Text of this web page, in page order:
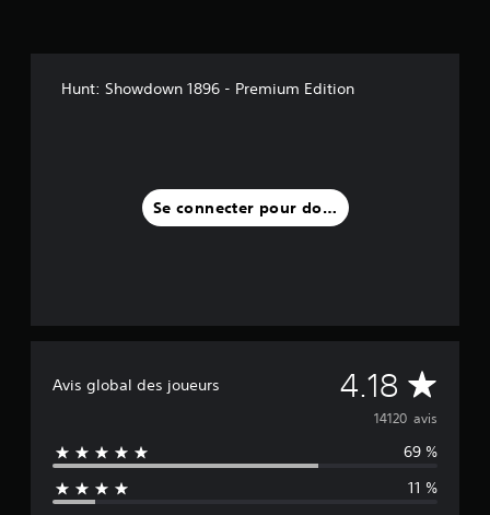
Hunt: Showdown 1896 - Premium Edition
Se connecter pour donner un avis
Avis global des joueurs 4.18 M
o
y
e
14120 avis
69 %
11 %